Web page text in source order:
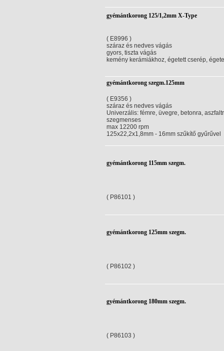
gyémántkorong 125/1,2mm X-Type
( E8996 )
száraz és nedves vágás
gyors, tiszta vágás
kemény kerámiákhoz, égetett cserép,
gyémántkorong szegm.125mm
( E9356 )
száraz és nedves vágás
Univerzális: fémre, üvegre, betonra,
szegmenses
max 12200 rpm
125x22,2x1,8mm - 16mm szűkítő gyűrűvel
gyémántkorong 115mm szegm.
( P86101 )
gyémántkorong 125mm szegm.
( P86102 )
gyémántkorong 180mm szegm.
( P86103 )